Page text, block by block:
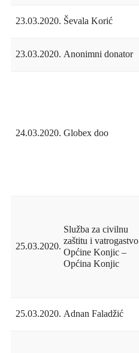
23.03.2020. Ševala Korić
23.03.2020. Anonimni donator
24.03.2020. Globex doo
25.03.2020.
Služba za civilnu
zaštitu i vatrogastvo
Općine Konjic –
Općina Konjic
25.03.2020. Adnan Faladžić